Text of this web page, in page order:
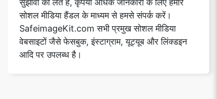
सुझावों को लेते हैं, कृपया अधिक जानकारी के लिए हमारे
सोशल मीडिया हैंडल के माध्यम से हमसे संपर्क करें।
SafeimageKit.com सभी प्रमुख सोशल मीडिया
वेबसाइटों जैसे फेसबुक, इंस्टाग्राम, यूट्यूब और लिंक्डइन
आदि पर उपलब्ध है।